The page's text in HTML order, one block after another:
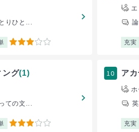
りひと...
3 充実
ング(1)
ての文...
3
10 ア
充実